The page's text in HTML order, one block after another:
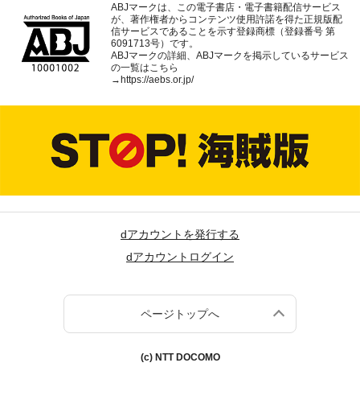
ABJマークは、この電子書店・電子書籍配信サービス
が、著作権者からコンテンツ使用許諾を得た正規版配
信サービスであることを示す登録商標（登録番号 第
6091713号）です。
ABJマークの詳細、ABJマークを掲示しているサービス
の一覧はこちら
→https://aebs.or.jp/
dアカウントを発行する
dアカウントログイン
ページトップへ
(c) NTT DOCOMO